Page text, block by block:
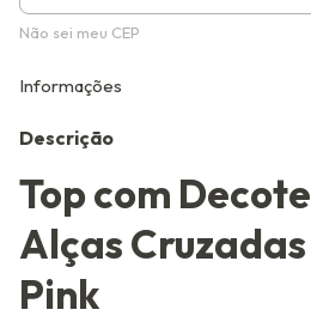
Não sei meu CEP
Informações
Descrição
Top com
Alças Cruzadas
Pink